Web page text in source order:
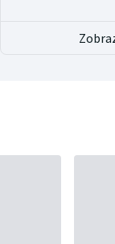
České
15:10.